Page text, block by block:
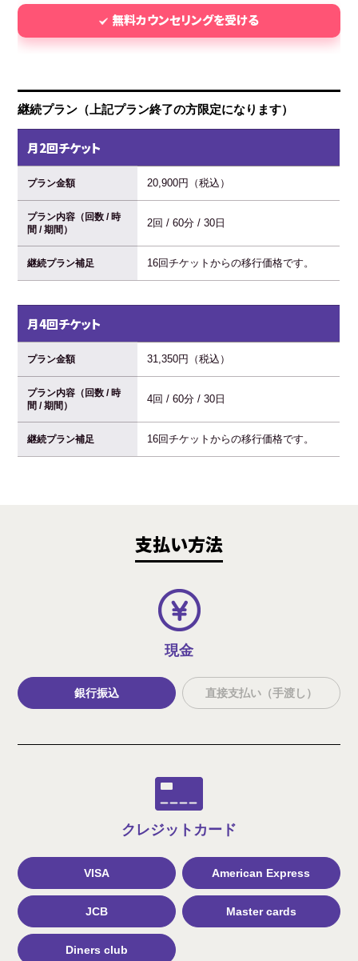
無料カウンセリングを受ける
継続プラン（上記プラン終了の方限定になります）
月2回チケット
プラン金額 20,900円（税込）
プラン内容（回数 / 時
間 / 期間）
2回 / 60分 / 30日
継続プラン補足 16回チケットからの移行価格です。
月4回チケット
プラン金額 31,350円（税込）
プラン内容（回数 / 時
間 / 期間）
4回 / 60分 / 30日
継続プラン補足 16回チケットからの移行価格です。
支払い方法
現金
銀行振込 直接支払い（手渡し）
クレジット カード
VISA American Express
JCB Master cards
Diners club